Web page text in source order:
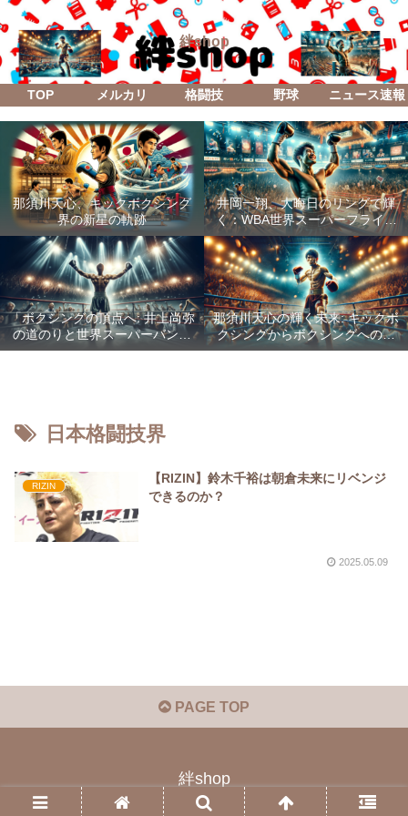
絆shop
TOP メルカリ 格闘技 野球 ニュース速報
那須川天心、キックボクシング
界の新星の軌跡
井岡一翔、大晦日のリングで輝
く：WBA世界スーパーフライ級
防衛戦「Lifetime Boxing Fights
18」
「ボクシングの頂点へ: 井上尚弥
の道のりと世界スーパーバンタ
ム級統一戦の全貌」
那須川天心の輝く未来: キックボ
クシングからボクシングへの成
功した転身
日本格闘技界
RIZIN
【RIZIN】鈴木千裕は朝倉未来にリベンジ
できるのか？
2025.05.09
PAGE TOP
絆shop
© 2023 絆shop.